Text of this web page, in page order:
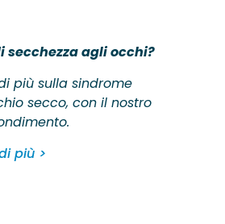
secchezza agli occhi?
più sulla sindrome
secco, con il nostro
più >